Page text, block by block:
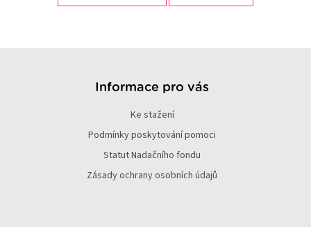
Informace pro vás
Ke stažení
Podmínky poskytování pomoci
Statut Nadačního fondu
Zásady ochrany osobních údajů